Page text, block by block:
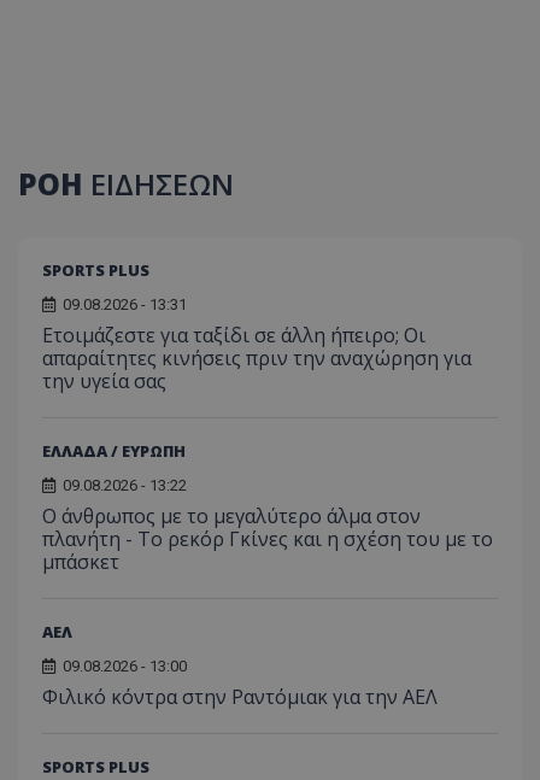
ΡΟΗ ΕΙΔΗΣΕΩΝ
SPORTS PLUS
09.08.2026 - 13:31
Ετοιμάζεστε για ταξίδι σε άλλη ήπειρο; Οι
απαραίτητες κινήσεις πριν την αναχώρηση για
την υγεία σας
ΕΛΛΑΔΑ / ΕΥΡΩΠΗ
09.08.2026 - 13:22
Ο άνθρωπος με το μεγαλύτερο άλμα στον
πλανήτη - Το ρεκόρ Γκίνες και η σχέση του με το
μπάσκετ
ΑΕΛ
09.08.2026 - 13:00
Φιλικό κόντρα στην Ραντόμιακ για την ΑΕΛ
SPORTS PLUS